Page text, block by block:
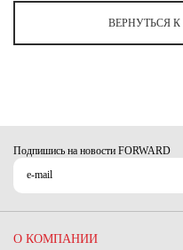
ВЕРНУТЬСЯ
Подпишись на новости FORWARD
О КОМПАНИИ